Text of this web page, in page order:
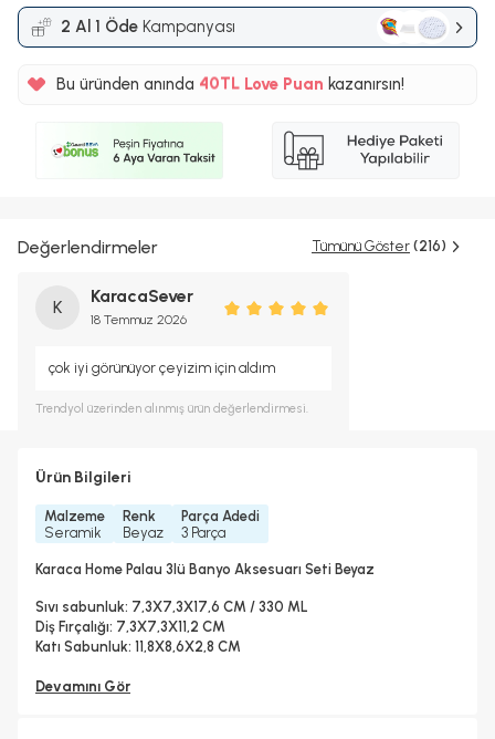
2 Al 1 Öde Kampanyası
Bu üründen anında 40TL Love Puan kazanırsın!
Değerlendirmeler Tümünü Göster (216)
K
KaracaSever
18 Temmuz 2026
çok iyi görünüyor çeyizim için aldım
Trendyol üzerinden alınmış ürün değerlendirmesi.
Ürün Bilgileri
Malzeme
Seramik
Renk
Beyaz
Parça Adedi
3 Parça
Karaca Home Palau 3lü Banyo Aksesuarı Seti Beyaz
Sıvı sabunluk: 7,3X7,3X17,6 CM / 330 ML
Diş Fırçalığı: 7,3X7,3X11,2 CM
Katı Sabunluk: 11,8X8,6X2,8 CM
Devamını Gör